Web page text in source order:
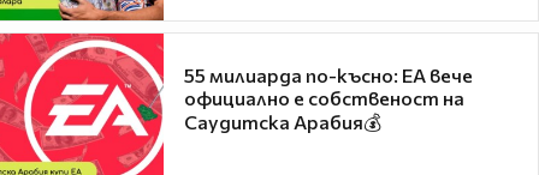
55 милиарда по-късно: EA вече
официално е собственост на
Саудитска Арабия💰